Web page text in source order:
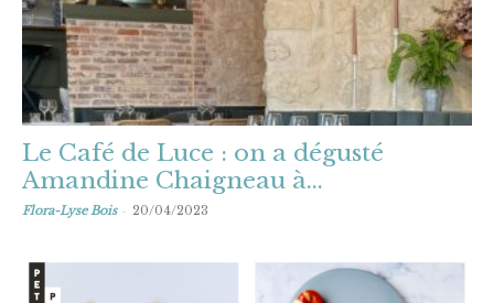
Le Café de Luce : on a dégusté
Amandine Chaigneau à...
Flora-Lyse Bois - 20/04/2023